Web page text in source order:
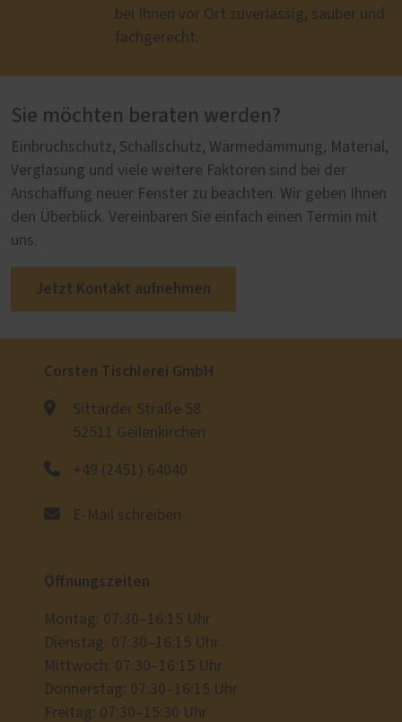
bei Ihnen vor Ort zuverlässig, sauber und
fachgerecht.
Sie möchten beraten werden?
Einbruchschutz, Schallschutz, Wärmedämmung, Material,
Verglasung und viele weitere Faktoren sind bei der
Anschaffung neuer Fenster zu beachten. Wir geben Ihnen
den Überblick. Vereinbaren Sie einfach einen Termin mit
uns.
Jetzt Kontakt aufnehmen
Corsten Tischlerei GmbH
Sittarder Straße 58
52511 Geilenkirchen
+49 (2451) 64040
E-Mail schreiben
Öffnungszeiten
Montag: 07:30–16:15 Uhr
Dienstag: 07:30–16:15 Uhr
Mittwoch: 07:30–16:15 Uhr
Donnerstag: 07:30–16:15 Uhr
Freitag: 07:30–15:30 Uhr